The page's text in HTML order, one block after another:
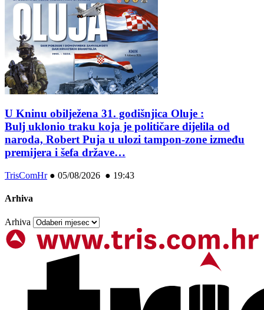
U Kninu obilježena 31. godišnjica Oluje :
Bulj uklonio traku koja je političare dijelila od
naroda, Robert Puja u ulozi tampon-zone između
premijera i šefa države…
TrisComHr● 05/08/2026 ● 19:43
Arhiva
Arhiva